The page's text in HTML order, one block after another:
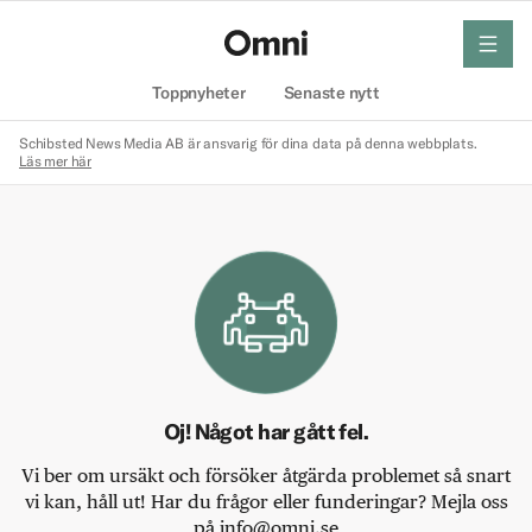
Toppnyheter Senaste nytt
meny
Schibsted News Media AB är ansvarig för dina data på denna webbplats.
Läs mer här
Oj! Något har gått fel.
Vi ber om ursäkt och försöker åtgärda problemet så snart
vi kan, håll ut! Har du frågor eller funderingar? Mejla oss